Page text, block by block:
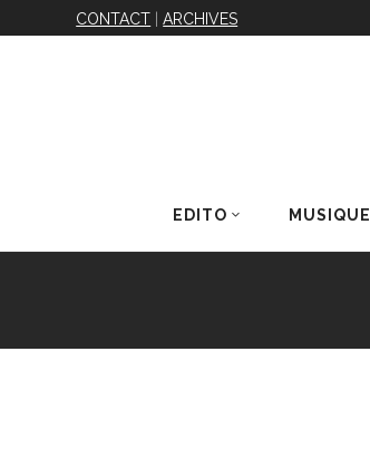
CONTACT |ARCHIVES
EDITO MUSIQUE